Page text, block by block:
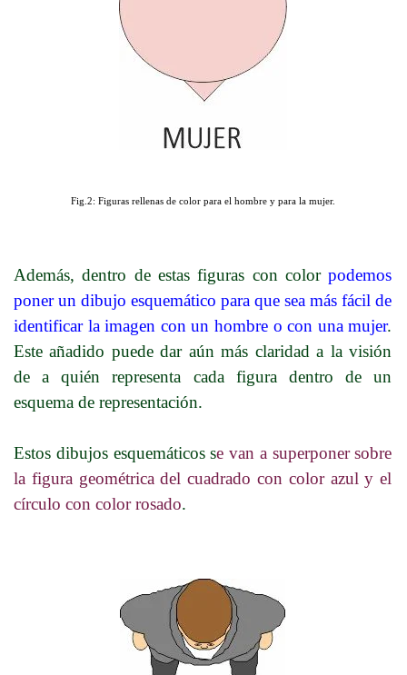
Fig.2: Figuras rellenas de color para el hombre y para la mujer.
Además, dentro de estas figuras con colorpodemos
poner un dibujo esquemático para que sea más fácil de
identificar la imagen con un hombre o con una mujer.
Este añadido puede dar aún más claridad a la visión
de a quién representa cada figura dentro de un
esquema de representación.
Estos dibujos esquemáticos se van a superponer sobre
la figura geométrica del cuadrado con color azul y el
círculo con color rosado.